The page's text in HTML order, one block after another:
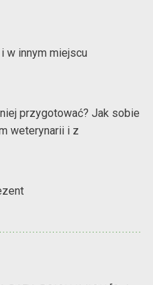
w innym miejscu
przygotować? Jak sobie
weterynarii i z